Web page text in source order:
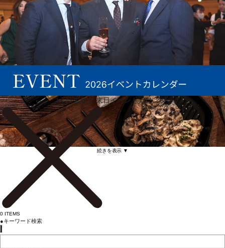
組んでいます。
続きを表示 ▼
ワイン生産者 来日イベントカレンダー
0 ITEMS
●キーワード検索